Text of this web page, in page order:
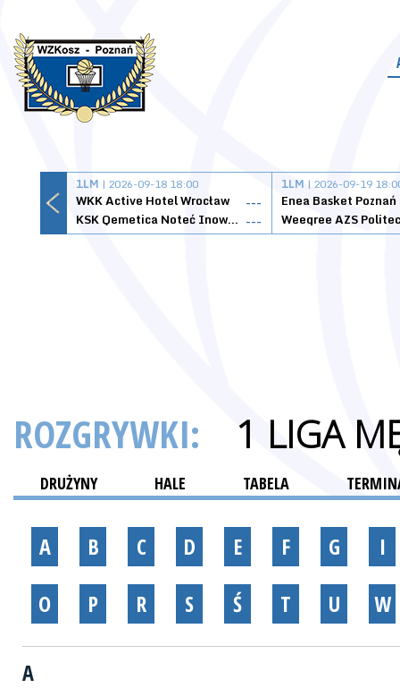
1LM | 2026-09-18 18:00
WKK Active Hotel Wrocław
---
KSK Qemetica Noteć Inowrocław ---
1LM | 2026-09-19
Enea Basket Poznań
ROZGRYWKI: 1 LIGA
DRUŻYNY HALE TABELA
A B C D E F G
I
O
P R S Ś T U W
A